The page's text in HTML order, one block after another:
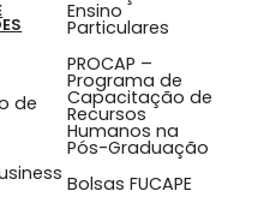
de
Ensino
Particulares
PROCAP –
Programa de
Capacitação de
Recursos
Humanos na
Pós-Graduação
Bolsas FUCAPE